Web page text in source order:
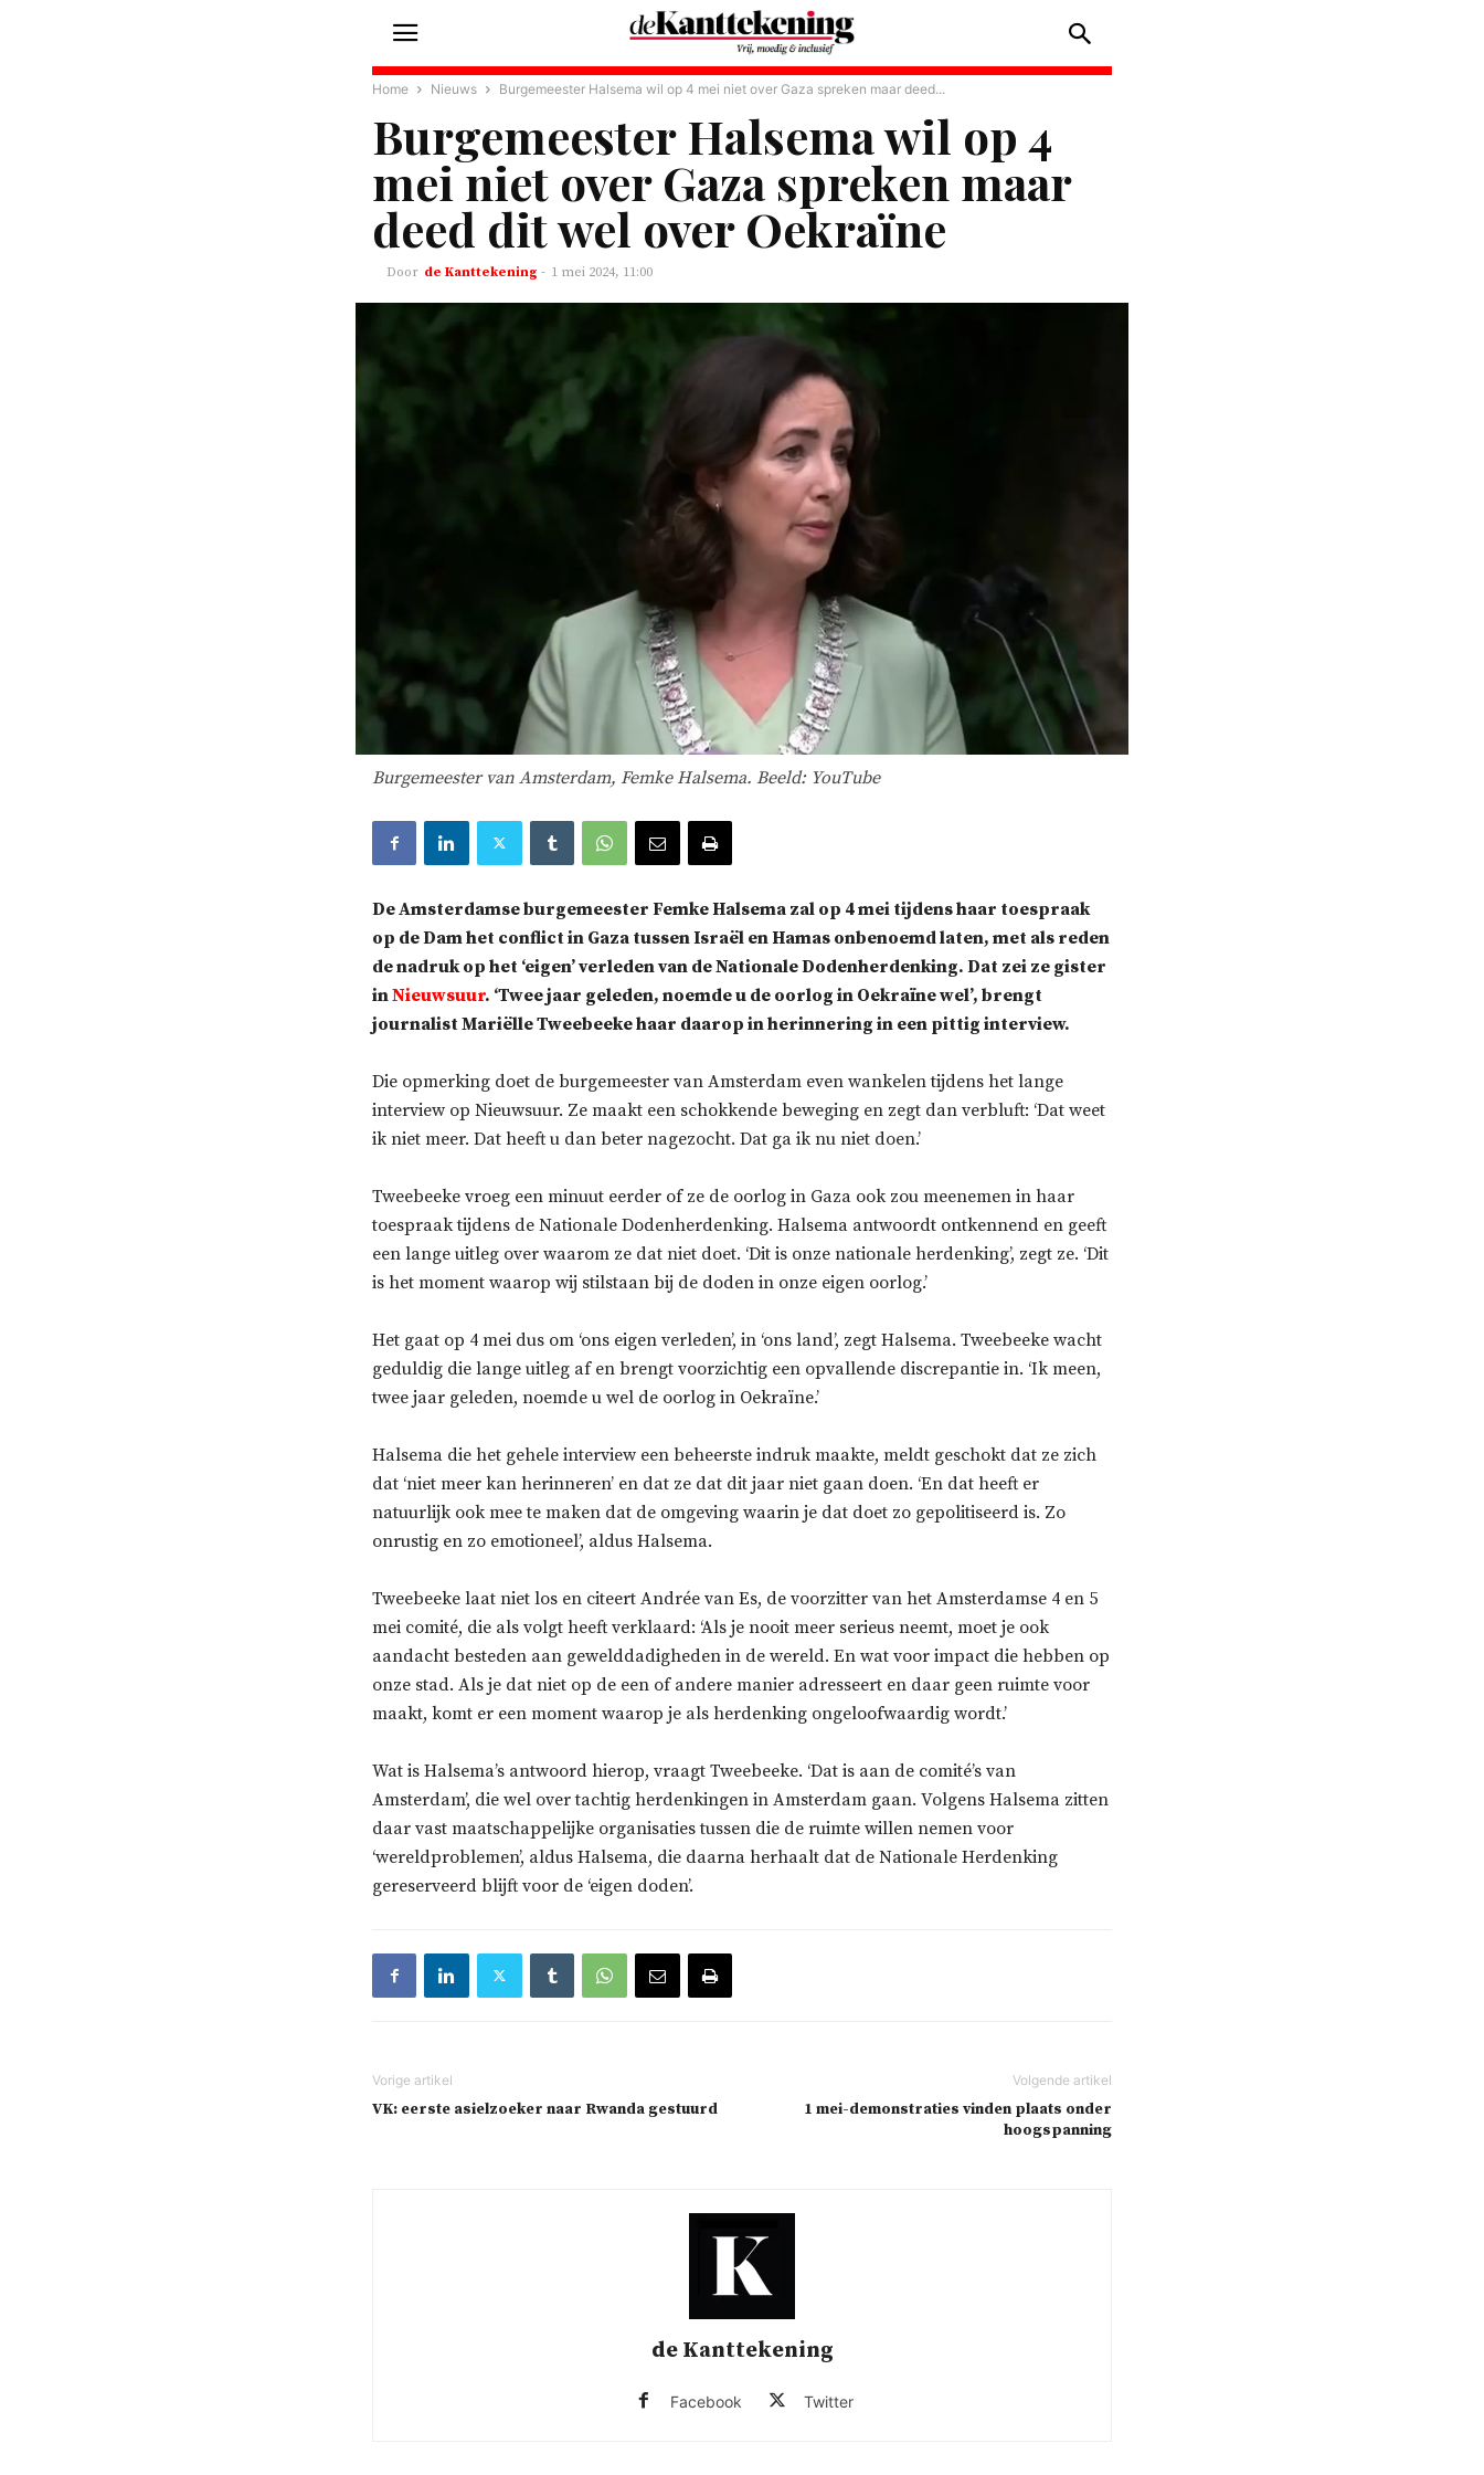
Home Nieuws Burgemeester Halsema wil op 4 mei niet over Gaza spreken maar deed...
Burgemeester Halsema wil op 4
mei niet over Gaza spreken maar
deed dit wel over Oekraïne
de Kanttekening - 1 mei 2024, 11:00
Burgemeester van Amsterdam, Femke Halsema. Beeld: YouTube
De Amsterdamse burgemeester Femke Halsema zal op 4 mei tijdens haar toespraak
op de Dam het conflict in Gaza tussen Israël en Hamas onbenoemd laten, met als reden
de nadruk op het ‘eigen’ verleden van de Nationale Dodenherdenking. Dat zei ze gister
inNieuwsuur. ‘Twee jaar geleden, noemde u de oorlog in Oekraïne wel’, brengt
journalist Mariëlle Tweebeeke haar daarop in herinnering in een pittig interview.
Die opmerking doet de burgemeester van Amsterdam even wankelen tijdens het lange
interview op Nieuwsuur. Ze maakt een schokkende beweging en zegt dan verbluft: ‘Dat weet
ik niet meer. Dat heeft u dan beter nagezocht. Dat ga ik nu niet doen.’
Tweebeeke vroeg een minuut eerder of ze de oorlog in Gaza ook zou meenemen in haar
toespraak tijdens de Nationale Dodenherdenking. Halsema antwoordt ontkennend en geeft
een lange uitleg over waarom ze dat niet doet. ‘Dit is onze nationale herdenking’, zegt ze. ‘Dit
is het moment waarop wij stilstaan bij de doden in onze eigen oorlog.’
Het gaat op 4 mei dus om ‘ons eigen verleden’, in ‘ons land’, zegt Halsema. Tweebeeke wacht
geduldig die lange uitleg af en brengt voorzichtig een opvallende discrepantie in. ‘Ik meen,
twee jaar geleden, noemde u wel de oorlog in Oekraïne.’
Halsema die het gehele interview een beheerste indruk maakte, meldt geschokt dat ze zich
dat ‘niet meer kan herinneren’ en dat ze dat dit jaar niet gaan doen. ‘En dat heeft er
natuurlijk ook mee te maken dat de omgeving waarin je dat doet zo gepolitiseerd is. Zo
onrustig en zo emotioneel’, aldus Halsema.
Tweebeeke laat niet los en citeert Andrée van Es, de voorzitter van het Amsterdamse 4 en 5
mei comité, die als volgt heeft verklaard: ‘Als je nooit meer serieus neemt, moet je ook
aandacht besteden aan gewelddadigheden in de wereld. En wat voor impact die hebben op
onze stad. Als je dat niet op de een of andere manier adresseert en daar geen ruimte voor
maakt, komt er een moment waarop je als herdenking ongeloofwaardig wordt.’
Wat is Halsema’s antwoord hierop, vraagt Tweebeeke. ‘Dat is aan de comité’s van
Amsterdam’, die wel over tachtig herdenkingen in Amsterdam gaan. Volgens Halsema zitten
daar vast maatschappelijke organisaties tussen die de ruimte willen nemen voor
‘wereldproblemen’, aldus Halsema, die daarna herhaalt dat de Nationale Herdenking
gereserveerd blijft voor de ‘eigen doden’.
VK: eerste asielzoeker naar Rwanda gestuurd
1 mei-demonstraties vinden plaats onder
hoogspanning
de Kanttekening
Facebook Twitter